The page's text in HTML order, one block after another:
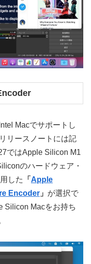
Macでサポートし
リースノートには記
ではApple Silicon M1
のハードウェア・
した
「 Apple
Encoder 」 が選択で
Silicon Macをお持ち